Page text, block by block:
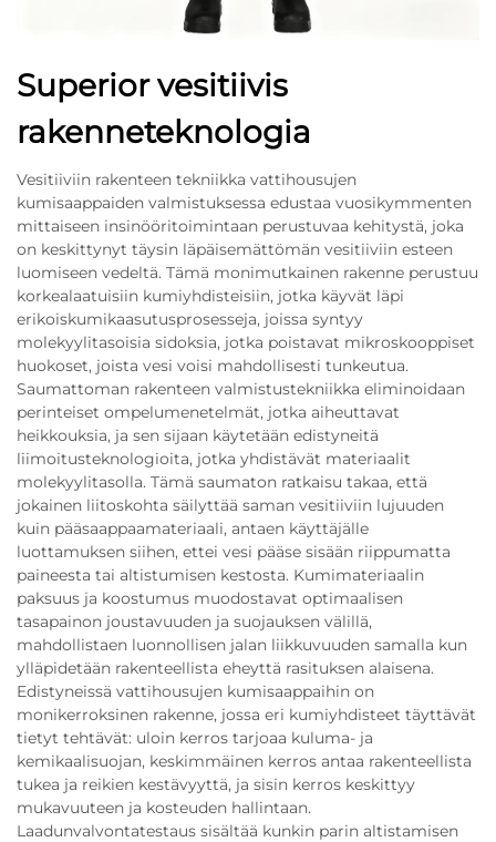
Superior vesitiivis
rakenneteknologia
Vesitiiviin rakenteen tekniikka vattihousujen
kumisaappaiden valmistuksessa edustaa vuosikymmenten
mittaiseen insinööritoimintaan perustuvaa kehitystä, joka
on keskittynyt täysin läpäisemättömän vesitiiviin esteen
luomiseen vedeltä. Tämä monimutkainen rakenne perustuu
korkealaatuisiin kumiyhdisteisiin, jotka käyvät läpi
erikoiskumikaasutusprosesseja, joissa syntyy
molekyylitasoisia sidoksia, jotka poistavat mikroskooppiset
huokoset, joista vesi voisi mahdollisesti tunkeutua.
Saumattoman rakenteen valmistustekniikka eliminoidaan
perinteiset ompelumenetelmät, jotka aiheuttavat
heikkouksia, ja sen sijaan käytetään edistyneitä
liimoitusteknologioita, jotka yhdistävät materiaalit
molekyylitasolla. Tämä saumaton ratkaisu takaa, että
jokainen liitoskohta säilyttää saman vesitiiviin lujuuden
kuin pääsaappaamateriaali, antaen käyttäjälle
luottamuksen siihen, ettei vesi pääse sisään riippumatta
paineesta tai altistumisen kestosta. Kumimateriaalin
paksuus ja koostumus muodostavat optimaalisen
tasapainon joustavuuden ja suojauksen välillä,
mahdollistaen luonnollisen jalan liikkuvuuden samalla kun
ylläpidetään rakenteellista eheyttä rasituksen alaisena.
Edistyneissä vattihousujen kumisaappaihin on
monikerroksinen rakenne, jossa eri kumiyhdisteet täyttävät
tietyt tehtävät: uloin kerros tarjoaa kuluma- ja
kemikaalisuojan, keskimmäinen kerros antaa rakenteellista
tukea ja reikien kestävyyttä, ja sisin kerros keskittyy
mukavuuteen ja kosteuden hallintaan.
Laadunvalvontatestaus sisältää kunkin parin altistamisen